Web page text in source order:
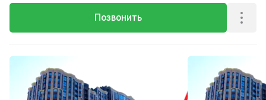
Позвонить